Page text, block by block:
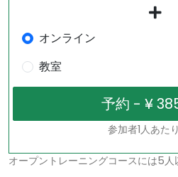
オンライン
教室
参加者1人あた
オープントレーニングコースには5人